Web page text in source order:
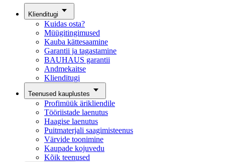
Klienditugi
Kuidas osta?
Müügitingimused
Kauba kättesaamine
Garantii ja tagastamine
BAUHAUS garantii
Andmekaitse
Klienditugi
Teenused kauplustes
Profimüük ärikliendile
Tööriistade laenutus
Haagise laenutus
Puitmaterjali saagimisteenus
Värvide toonimine
Kaupade kojuvedu
Kõik teenused